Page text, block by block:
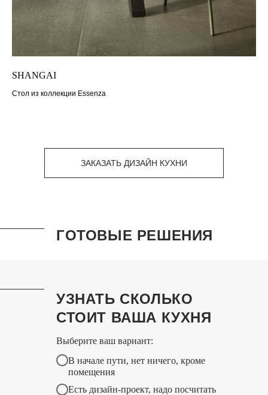
SHANGAI
Стол из коллекции Essenza
ЗАКАЗАТЬ ДИЗАЙН КУХНИ
ГОТОВЫЕ РЕШЕНИЯ
УЗНАТЬ СКОЛЬКО
СТОИТ ВАША КУХНЯ
Выберите ваш вариант:
В начале пути, нет ничего, кроме
помещения
Есть дизайн-проект, надо посчитать